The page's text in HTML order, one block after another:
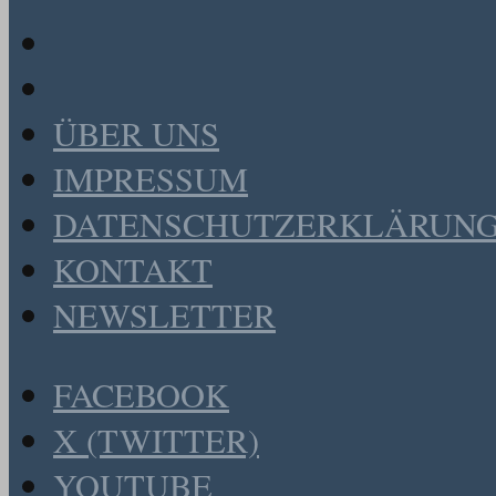
ÜBER UNS
IMPRESSUM
KONTAKT
NEWSLETTER
FACEBOOK
X (TWITTER)
YOUTUBE